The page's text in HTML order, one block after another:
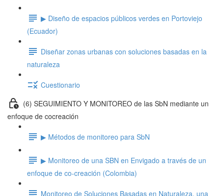
▶ Diseño de espacios públicos verdes en Portoviejo
(Ecuador)
Diseñar zonas urbanas con soluciones basadas en la
naturaleza
Cuestionario
(6) SEGUIMIENTO Y MONITOREO de las SbN mediante un
enfoque de cocreación
▶ Métodos de monitoreo para SbN
▶ Monitoreo de una SBN en Envigado a través de un
enfoque de co-creación (Colombia)
Monitoreo de Soluciones Basadas en Naturaleza, una